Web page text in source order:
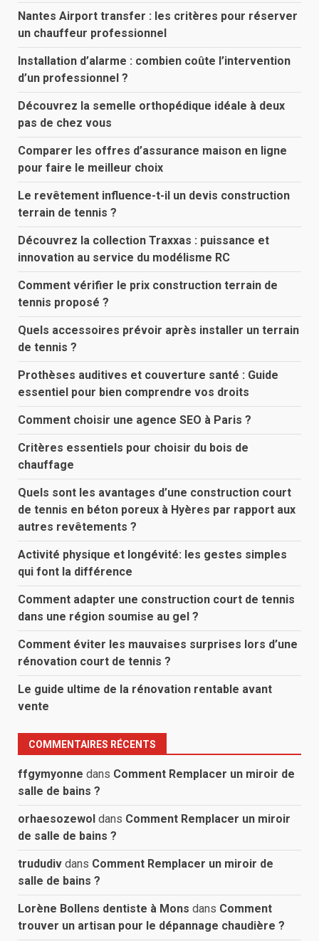
Nantes Airport transfer : les critères pour réserver
un chauffeur professionnel
Installation d’alarme : combien coûte l’intervention
d’un professionnel ?
Découvrez la semelle orthopédique idéale à deux
pas de chez vous
Comparer les offres d’assurance maison en ligne
pour faire le meilleur choix
Le revêtement influence-t-il un devis construction
terrain de tennis ?
Découvrez la collection Traxxas : puissance et
innovation au service du modélisme RC
Comment vérifier le prix construction terrain de
tennis proposé ?
Quels accessoires prévoir après installer un terrain
de tennis ?
Prothèses auditives et couverture santé : Guide
essentiel pour bien comprendre vos droits
Comment choisir une agence SEO à Paris ?
Critères essentiels pour choisir du bois de
chauffage
Quels sont les avantages d’une construction court
de tennis en béton poreux à Hyères par rapport aux
autres revêtements ?
Activité physique et longévité: les gestes simples
qui font la différence
Comment adapter une construction court de tennis
dans une région soumise au gel ?
Comment éviter les mauvaises surprises lors d’une
rénovation court de tennis ?
Le guide ultime de la rénovation rentable avant
vente
COMMENTAIRES RÉCENTS
ffgymyonne dans Comment Remplacer un miroir de
salle de bains ?
orhaesozewol dans Comment Remplacer un miroir
de salle de bains ?
trududiv dans Comment Remplacer un miroir de
salle de bains ?
Lorène Bollens dentiste à Mons dans Comment
trouver un artisan pour le dépannage chaudière ?